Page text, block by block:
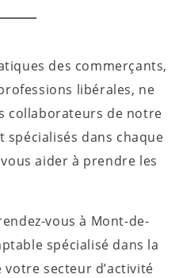
des commerçants,
libérales, ne
collaborateurs de notre
dans chaque
aider à prendre les
vous à Mont-de-
spécialisé dans la
secteur d’activité